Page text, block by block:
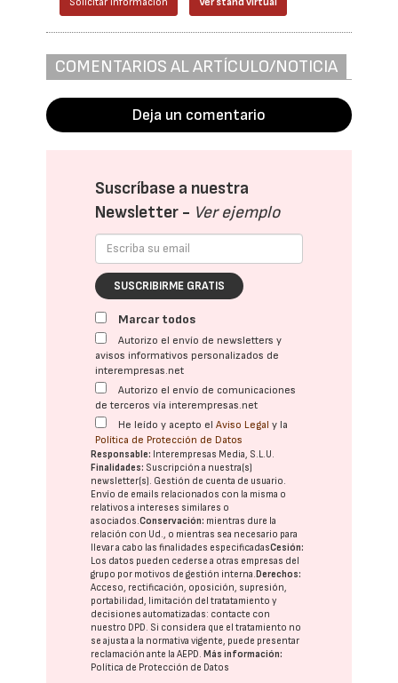
COMENTARIOS AL ARTÍCULO/NOTICIA
Deja un comentario
Suscríbase a nuestra
Newsletter - Ver ejemplo
SUSCRIBIRME GRATIS
Marcar todos
Autorizo el envío de newsletters y
avisos informativos personalizados de
interempresas.net
Autorizo el envío de comunicaciones
de terceros vía interempresas.net
He leído y acepto elAviso Legal y la
Política de Protección de Datos
Responsable: Interempresas Media, S.L.U.
Finalidades: Suscripción a nuestra(s)
newsletter(s). Gestión de cuenta de usuario.
Envío de emails relacionados con la misma o
relativos a intereses similares o
asociados.Conservación: mientras dure la
relación con Ud., o mientras sea necesario para
llevar a cabo las finalidades especificadasCesión:
Los datos pueden cederse a otras empresas del
grupo por motivos de gestión interna.Derechos:
Acceso, rectificación, oposición, supresión,
portabilidad, limitación del tratatamiento y
decisiones automatizadas: contacte con
nuestro DPD . Si considera que el tratamiento no
se ajusta a la normativa vigente, puede presentar
reclamación ante laAEPD .Más información:
Política de Protección de Datos